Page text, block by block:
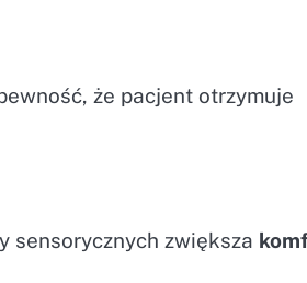
że pacjent otrzymuje
sensorycznych zwiększa